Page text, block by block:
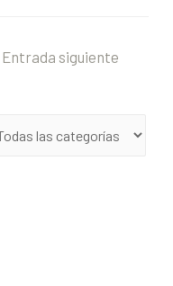
Entrada siguiente